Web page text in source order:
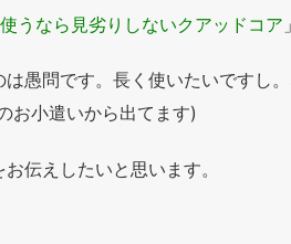
うなら見劣りしないクアッドコア
は愚問です。長く使いたいですし
お小遣いから出てます)
伝えしたいと思います。